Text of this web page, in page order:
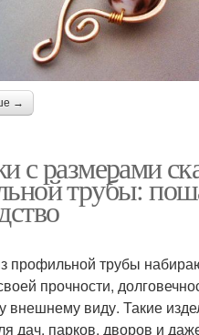
→
с размерами
трубы:
профильной трубы
прочности,
внешнему виду. Такие
дач, парков, дворов и